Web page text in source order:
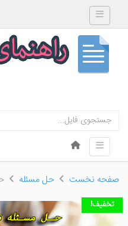
Toggle navigation
Menu
Skip to content
Toggle navigation
صفحه نخست حل مسئله
تخفیف!